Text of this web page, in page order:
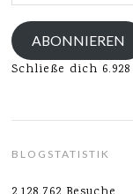
Adresse
ABONNIEREN
Schließe dich
BLOGSTATISTIK